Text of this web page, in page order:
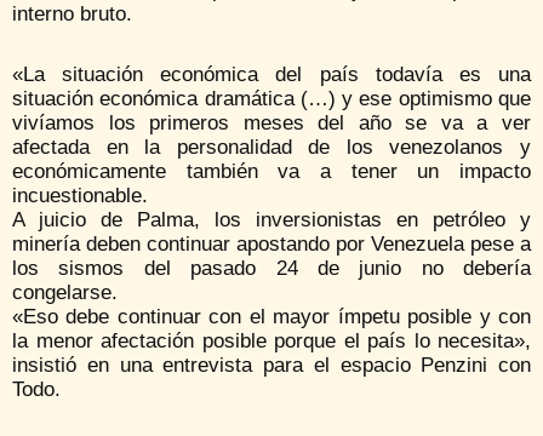
interno bruto.
«La situación económica del país todavía es una
situación económica dramática (…) y ese optimismo que
vivíamos los primeros meses del año se va a ver
afectada en la personalidad de los venezolanos y
económicamente también va a tener un impacto
incuestionable.
A juicio de Palma, los inversionistas en petróleo y
minería deben continuar apostando por Venezuela pese a
los sismos del pasado 24 de junio no debería
congelarse.
«Eso debe continuar con el mayor ímpetu posible y con
la menor afectación posible porque el país lo necesita»,
insistió en una entrevista para el espacio Penzini con
Todo.